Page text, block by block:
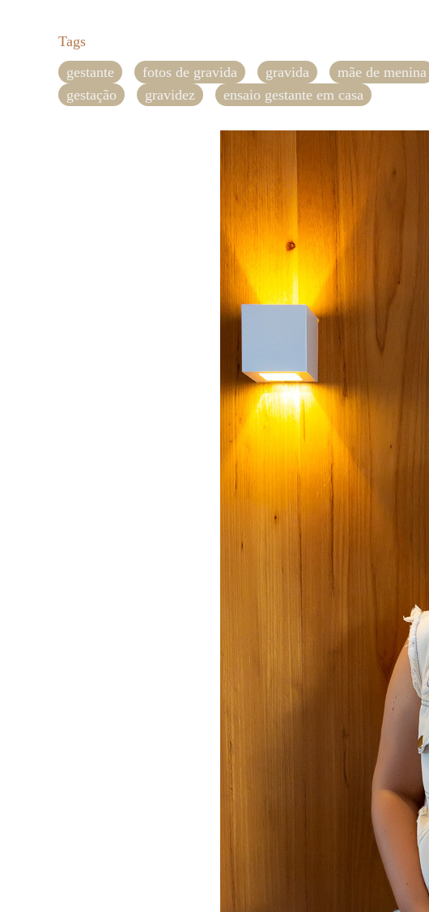
Tags
gestante
fotos de gravida gravida mãe de menina
gestação
gravidez ensaio gestante em casa